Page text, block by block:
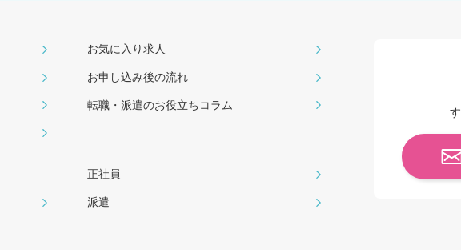
お気に入り求人
お申し込み後の流れ
転職・派遣のお役⽴ちコラム
正社員
派遣